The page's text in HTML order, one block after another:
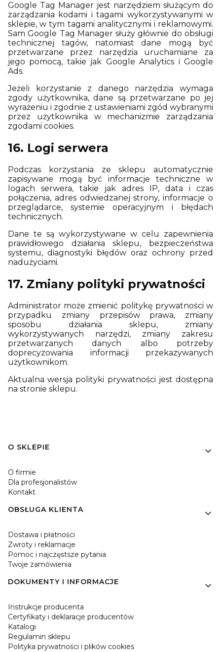
Google Tag Manager jest narzędziem służącym do
zarządzania kodami i tagami wykorzystywanymi w
sklepie, w tym tagami analitycznymi i reklamowymi.
Sam Google Tag Manager służy głównie do obsługi
technicznej tagów, natomiast dane mogą być
przetwarzane przez narzędzia uruchamiane za
jego pomocą, takie jak Google Analytics i Google
Ads.
Jeżeli korzystanie z danego narzędzia wymaga
zgody użytkownika, dane są przetwarzane po jej
wyrażeniu i zgodnie z ustawieniami zgód wybranymi
przez użytkownika w mechanizmie zarządzania
zgodami cookies.
16. Logi serwera
Podczas korzystania ze sklepu automatycznie
zapisywane mogą być informacje techniczne w
logach serwera, takie jak adres IP, data i czas
połączenia, adres odwiedzanej strony, informacje o
przeglądarce, systemie operacyjnym i błędach
technicznych.
Dane te są wykorzystywane w celu zapewnienia
prawidłowego działania sklepu, bezpieczeństwa
systemu, diagnostyki błędów oraz ochrony przed
nadużyciami.
17. Zmiany polityki prywatności
Administrator może zmienić politykę prywatności w
przypadku zmiany przepisów prawa, zmiany
sposobu działania sklepu, zmiany
wykorzystywanych narzędzi, zmiany zakresu
przetwarzanych danych albo potrzeby
doprecyzowania informacji przekazywanych
użytkownikom.
Aktualna wersja polityki prywatności jest dostępna
na stronie sklepu.
Linki w stopce
O SKLEPIE
O firmie
Dla profesjonalistów
Kontakt
OBSŁUGA KLIENTA
Dostawa i płatności
Zwroty i reklamacje
Pomoc i najczęstsze pytania
Twoje zamówienia
DOKUMENTY I INFORMACJE
Instrukcje producenta
Certyfikaty i deklaracje producentów
Katalogi
Regulamin sklepu
Polityka prywatności i plików cookies